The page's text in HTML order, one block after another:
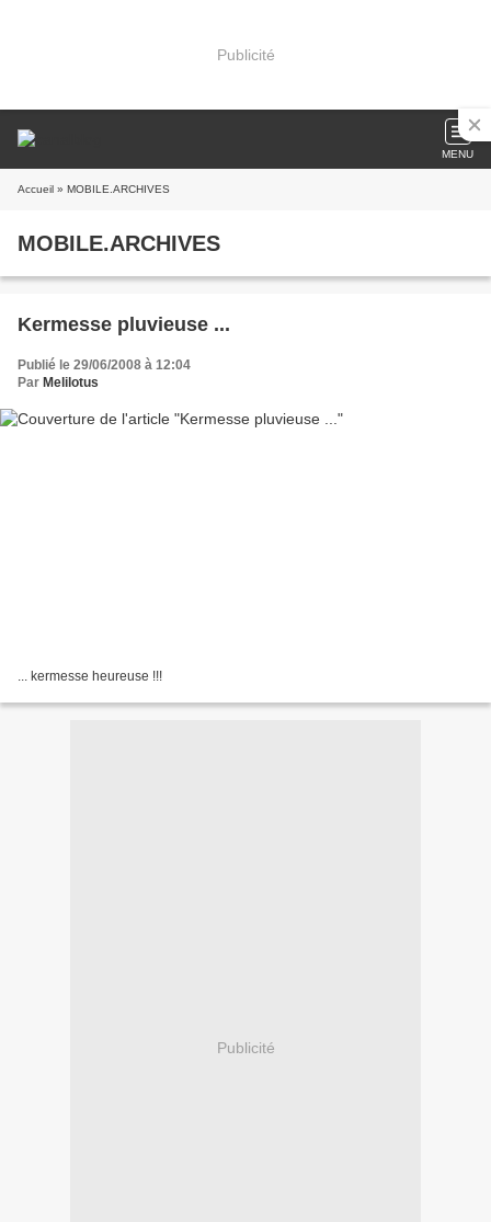
Publicité
MENU
Accueil » MOBILE.ARCHIVES
MOBILE.ARCHIVES
Kermesse pluvieuse ...
Publié le 29/06/2008 à 12:04
Par Melilotus
... kermesse heureuse !!!
Publicité